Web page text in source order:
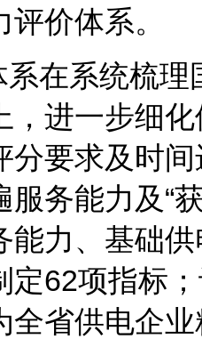
价体系。
系在系统梳
，进一步细
分要求及时
服务能力及“
能力、基础
定62项指标
全省供电企